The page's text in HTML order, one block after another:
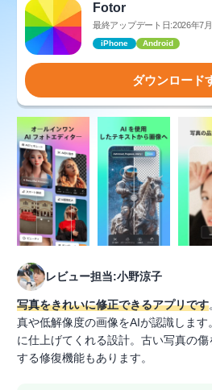
Fotor
最終アップデート日:2026年7
iPhone Android
ダウンロード
レビュー担当:小野涼子
写真をきれいに修正できるアプリです
真や低解像度の画像をAIが認識しま
に仕上げてくれる設計。古い写真の
する修復機能もあります。